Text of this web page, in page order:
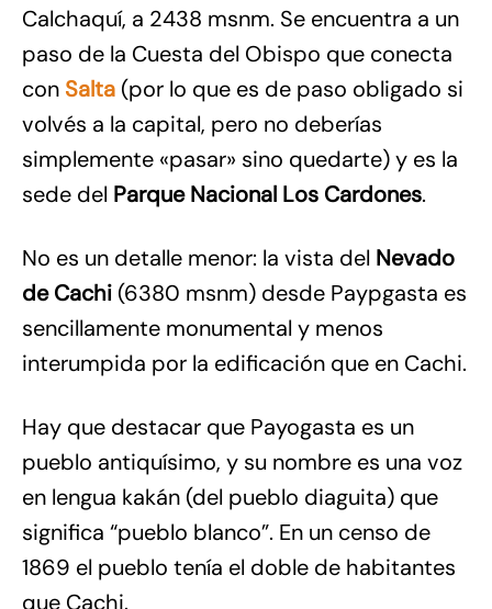
Calchaquí, a 2438 msnm. Se encuentra a un
paso de la Cuesta del Obispo que conecta
con Salta (por lo que es de paso obligado si
volvés a la capital, pero no deberías
simplemente «pasar» sino quedarte) y es la
sede del Parque Nacional Los Cardones.
No es un detalle menor: la vista del Nevado
de Cachi (6380 msnm) desde Paypgasta es
sencillamente monumental y menos
interumpida por la edificación que en Cachi.
Hay que destacar que Payogasta es un
pueblo antiquísimo, y su nombre es una voz
en lengua kakán (del pueblo diaguita) que
significa “pueblo blanco”. En un censo de
1869 el pueblo tenía el doble de habitantes
que Cachi.